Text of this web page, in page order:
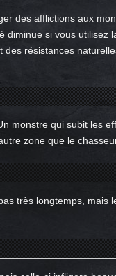
des afflictions aux
diminue si vous utilisez
résistances
monstre qui subit les
zone que le
très longtemps, mais